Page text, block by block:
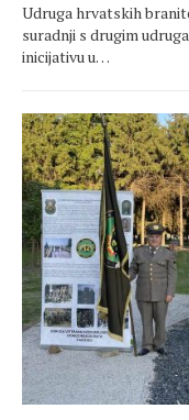
Udruga hrvatskih
suradnji s drugim
inicijativu u…